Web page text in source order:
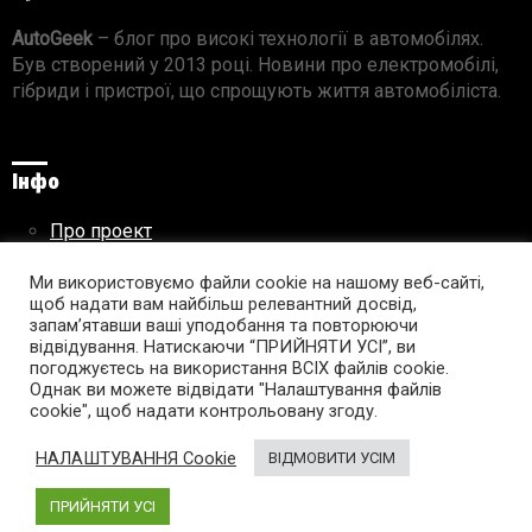
AutoGeek – блог про високі технології в автомобілях.
Був створений у 2013 році. Новини про електромобілі,
гібриди і пристрої, що спрощують життя автомобіліста.
Інфо
Про проект
Правила використання матеріалів
Підпишись на AutoGeek!
facebooktwitter instagramyoutube tumblr linkedin
Ми використовуємо файли cookie на нашому веб-сайті,
щоб надати вам найбільш релевантний досвід,
запам’ятавши ваші уподобання та повторюючи
відвідування. Натискаючи “ПРИЙНЯТИ УСІ”, ви
погоджуєтесь на використання ВСІХ файлів cookie.
Однак ви можете відвідати "Налаштування файлів
cookie", щоб надати контрольовану згоду.
НАЛАШТУВАННЯ Cookie ВІДМОВИТИ УСІМ
ПРИЙНЯТИ УСІ